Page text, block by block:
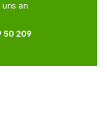
uns an
50 209